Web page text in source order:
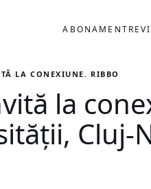
ABONAMENT
LA CONEXIUNE. RIBBON
la
Cluj-